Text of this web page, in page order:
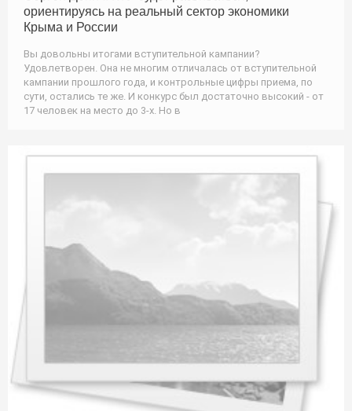
ориентируясь на реальный сектор экономики
Крыма и России
Вы довольны итогами вступительной кампании?
Удовлетворен. Она не многим отличалась от вступительной
кампании прошлого года, и контрольные цифры приема, по
сути, остались те же. И конкурс был достаточно высокий - от
17 человек на место до 3-х. Но в